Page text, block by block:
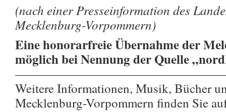
(nach einer Presseinformation des
Mecklenburg-Vorpommern)
Eine honorarfreie Übernahme der
möglich bei Nennung der Quelle
Weitere Informationen, Musik, Bücher
Mecklenburg-Vorpommern finden Sie